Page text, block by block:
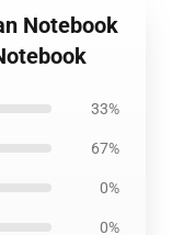
Notebook
33%
67%
0%
0%